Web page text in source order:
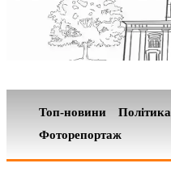
Топ-новини Політика
Фоторепортаж